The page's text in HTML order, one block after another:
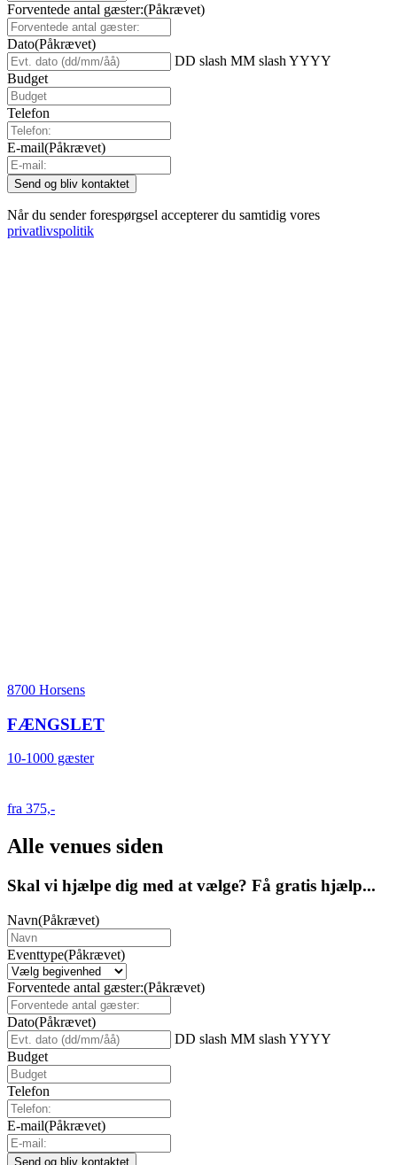
Forventede antal gæster:(Påkrævet)
Dato(Påkrævet)
DD slash MM slash YYYY
Budget
Telefon
E-mail(Påkrævet)
Når du sender forespørgsel accepterer du samtidig vores
privatlivspolitik
8700 Horsens
FÆNGSLET
10-1000 gæster
fra 375,-
Alle venues siden
Skal vi hjælpe dig med at vælge? Få gratis hjælp...
Navn(Påkrævet)
Eventtype(Påkrævet)
Forventede antal gæster:(Påkrævet)
Dato(Påkrævet)
DD slash MM slash YYYY
Budget
Telefon
E-mail(Påkrævet)